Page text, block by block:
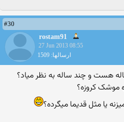
#30
rostam91
27 Jun 2013 08:55
ارسالها: 1509
هست و چند ساله به نظر میاد؟
موشک کروزه؟
یا مثل قدیما میگرده؟